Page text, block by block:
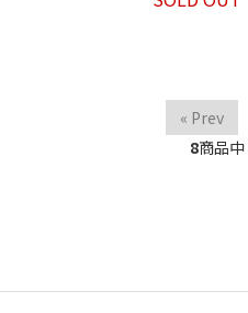
« Prev
8商品中